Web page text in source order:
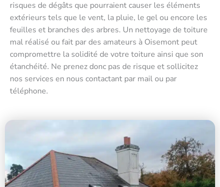
risques de dégâts que pourraient causer les éléments
extérieurs tels que le vent, la pluie, le gel ou encore les
feuilles et branches des arbres. Un nettoyage de toiture
mal réalisé ou fait par des amateurs à Oisemont peut
compromettre la solidité de votre toiture ainsi que son
étanchéité. Ne prenez donc pas de risque et sollicitez
nos services en nous contactant par mail ou par
téléphone.